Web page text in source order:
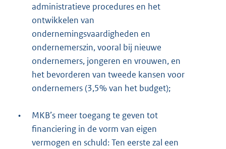
administratieve procedures en het
ontwikkelen van
ondernemingsvaardigheden en
ondernemerszin, vooral bij nieuwe
ondernemers, jongeren en vrouwen, en
het bevorderen van tweede kansen voor
ondernemers (3,5% van het budget);
•
MKB’s meer toegang te geven tot
financiering in de vorm van eigen
vermogen en schuld: Ten eerste zal een